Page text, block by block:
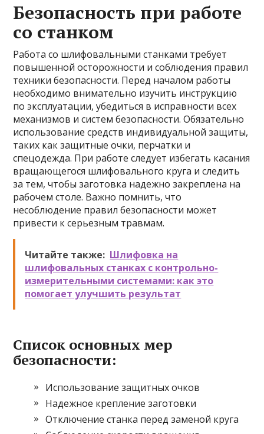
Безопасность при работе
со станком
Работа со шлифовальными станками требует
повышенной осторожности и соблюдения правил
техники безопасности. Перед началом работы
необходимо внимательно изучить инструкцию
по эксплуатации, убедиться в исправности всех
механизмов и систем безопасности. Обязательно
использование средств индивидуальной защиты,
таких как защитные очки, перчатки и
спецодежда. При работе следует избегать касания
вращающегося шлифовального круга и следить
за тем, чтобы заготовка надежно закреплена на
рабочем столе. Важно помнить, что
несоблюдение правил безопасности может
привести к серьезным травмам.
Читайте также: Шлифовка на
шлифовальных станках с контрольно-
измерительными системами: как это
помогает улучшить результат
Список основных мер
безопасности:
Использование защитных очков
Надежное крепление заготовки
Отключение станка перед заменой круга